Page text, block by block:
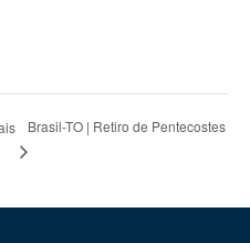
Brasil-TO | Retiro de Pentecostes